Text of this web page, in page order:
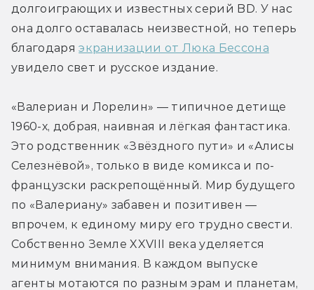
долгоиграющих и известных серий BD. У нас
она долго оставалась неизвестной, но теперь
благодаря экранизации от Люка Бессона
увидело свет и русское издание.
«Валериан и Лорелин» — типичное детище
1960-х, добрая, наивная и лёгкая фантастика.
Это родственник «Звёздного пути» и «Алисы
Селезнёвой», только в виде комикса и по-
французски раскрепощённый. Мир будущего
по «Валериану» забавен и позитивен —
впрочем, к единому миру его трудно свести.
Собственно Земле XXVIII века уделяется
минимум внимания. В каждом выпуске
агенты мотаются по разным эрам и планетам,